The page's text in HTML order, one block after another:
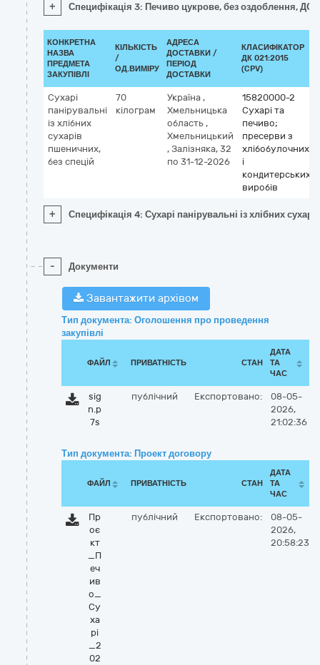
+ Специфікація 3: Печиво цукрове, без оздоблення,
КОНКРЕТНА
НАЗВА
ПРЕДМЕТА
ЗАКУПІВЛІ
КІЛЬКІСТЬ
/
ОД.ВИМІРУ
АДРЕСА
ДОСТАВКИ /
ПЕРІОД
ДОСТАВКИ
КЛАСИФІКАТОР
ДК 021:2015
(CPV)
Сухарі
панірувальні
із хлібних
сухарів
пшеничних,
без спецій
70
кілограм
Україна ,
Хмельницька
область ,
Хмельницький
, Залізняка, 32
по 31-12-2026
15820000-2
Сухарі та
печиво;
пресерви з
хлібобулочних
і
кондитерських
виробів
+ Специфікація 4: Сухарі панірувальні із хлібних
- Документи
Завантажити архівом
Тип документа: Оголошення про проведення
закупівлі
ФАЙЛ ПРИВАТНІСТЬ СТАН
ДАТА
ТА
ЧАС
sig
n.p
7s
публічний Експортовано:
08-05-
2026,
21:02:36
Тип документа: Проект договору
ФАЙЛ ПРИВАТНІСТЬ СТАН
ДАТА
ТА
ЧАС
Пр
оє
кт
_П
еч
ив
о_
Су
ха
рі
_2
02
публічний Експортовано:
08-05-
2026,
20:58:23